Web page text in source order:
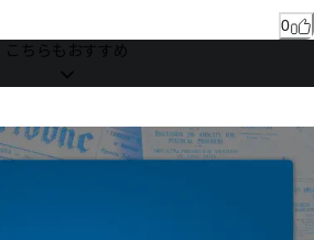
0
こちらもおすすめ